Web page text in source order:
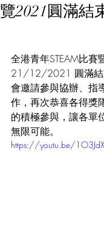
覽2021圓滿結
全港青年STEAM比
21/12/2021 圓滿結
會邀請參與協辦、指
作，再次恭喜各得獎
的積極參與，讓各單
無限可能。
https://youtu.be/